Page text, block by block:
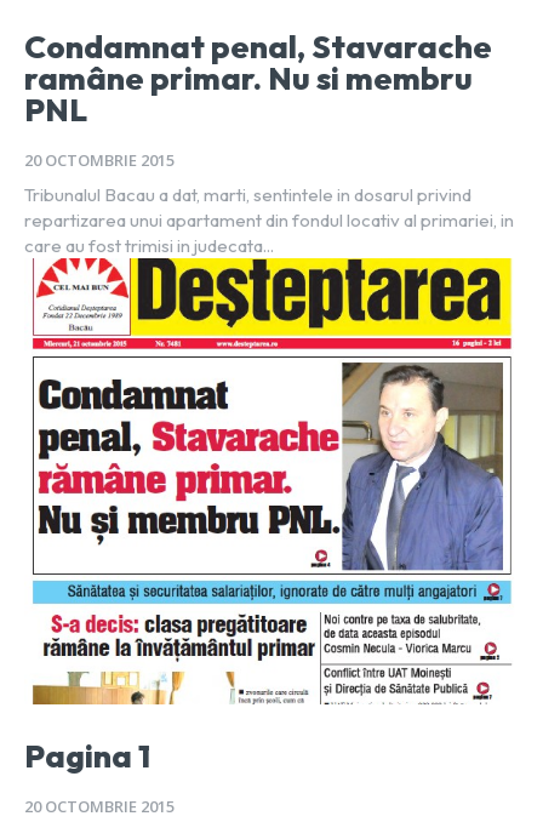
Condamnat penal, Stavarache
ramâne primar. Nu si membru
PNL
20 OCTOMBRIE 2015
Tribunalul Bacau a dat, marti, sentintele in dosarul privind
repartizarea unui apartament din fondul locativ al primariei, in
care au fost trimisi in judecata...
Pagina 1
20 OCTOMBRIE 2015